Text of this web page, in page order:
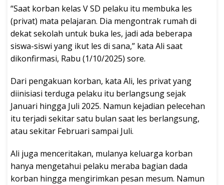
“Saat korban kelas V SD pelaku itu membuka les
(privat) mata pelajaran. Dia mengontrak rumah di
dekat sekolah untuk buka les, jadi ada beberapa
siswa-siswi yang ikut les di sana,” kata Ali saat
dikonfirmasi, Rabu (1/10/2025) sore.
Dari pengakuan korban, kata Ali, les privat yang
diinisiasi terduga pelaku itu berlangsung sejak
Januari hingga Juli 2025. Namun kejadian pelecehan
itu terjadi sekitar satu bulan saat les berlangsung,
atau sekitar Februari sampai Juli.
Ali juga menceritakan, mulanya keluarga korban
hanya mengetahui pelaku meraba bagian dada
korban hingga mengirimkan pesan mesum. Namun